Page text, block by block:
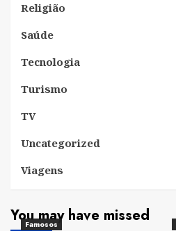
Religião
Saúde
Tecnologia
Turismo
TV
Uncategorized
Viagens
You may have missed
Famosos